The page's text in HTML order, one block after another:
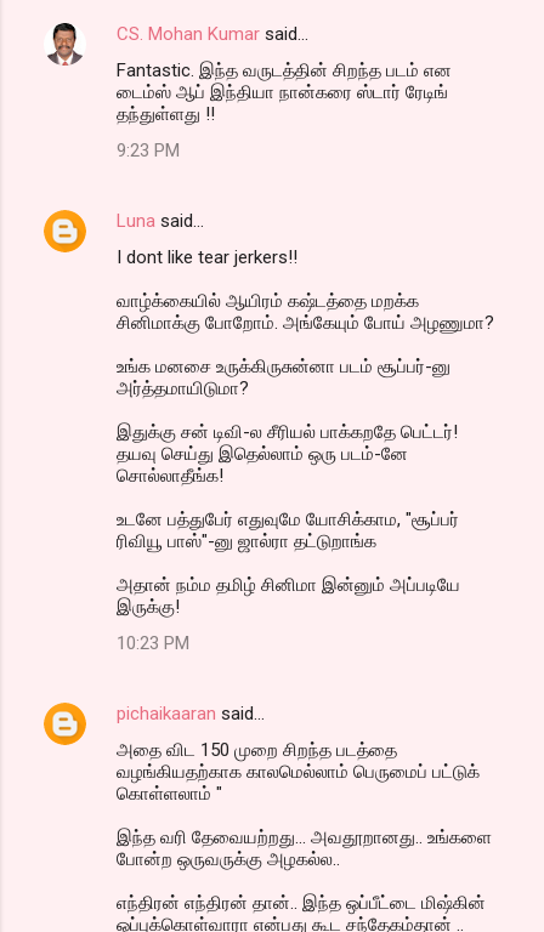
CS. Mohan Kumar said…
Fantastic. இந்த வருடத்தின் சிறந்த படம் என
டைம்ஸ் ஆப் இந்தியா நான்கரை ஸ்டார் ரேடிங்
தந்துள்ளது !!
9:23 PM
Luna said…
I dont like tear jerkers!!
வாழ்க்கையில் ஆயிரம் கஷ்டத்தை மறக்க
சினிமாக்கு போறோம். அங்கேயும் போய் அழணுமா?
உங்க மனசை உருக்கிருசுன்னா படம் சூப்பர்-னு
அர்த்தமாயிடுமா?
இதுக்கு சன் டிவி-ல சீரியல் பாக்கறதே பெட்டர்!
தயவு செய்து இதெல்லாம் ஒரு படம்-னே
சொல்லாதீங்க!
உடனே பத்துபேர் எதுவுமே யோசிக்காம, "சூப்பர்
ரிவியூ பாஸ்"-னு ஜால்ரா தட்டுறாங்க
அதான் நம்ம தமிழ் சினிமா இன்னும் அப்படியே
இருக்கு!
10:23 PM
pichaikaaran said…
அதை விட 150 முறை சிறந்த படத்தை
வழங்கியதற்காக காலமெல்லாம் பெருமைப் பட்டுக்
கொள்ளலாம் "
இந்த வரி தேவையற்றது... அவதூறானது.. உங்களை
போன்ற ஒருவருக்கு அழகல்ல..
எந்திரன் எந்திரன் தான்.. இந்த ஒப்பீட்டை மிஷ்கின்
ஒப்புக்கொள்வாரா என்பது கூட சந்தேகம்தான் ..